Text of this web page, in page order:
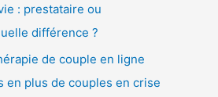
: prestataire ou
différence ?
de couple en ligne
en plus de couples en crise